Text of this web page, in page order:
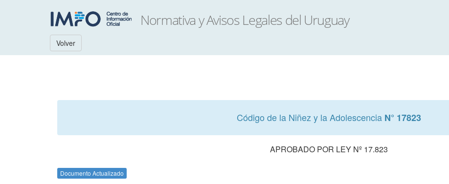
Volver
Código de la Niñez y la Adolescencia N° 17823
APROBADO POR LEY Nº 17.823
Documento Actualizado